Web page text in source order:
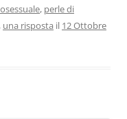
, perle di
, una risposta il 12 Ottobre